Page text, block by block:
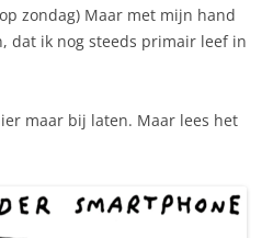
zondag) Maar met mijn hand
dat ik nog steeds primair leef in
maar bij laten. Maar lees het